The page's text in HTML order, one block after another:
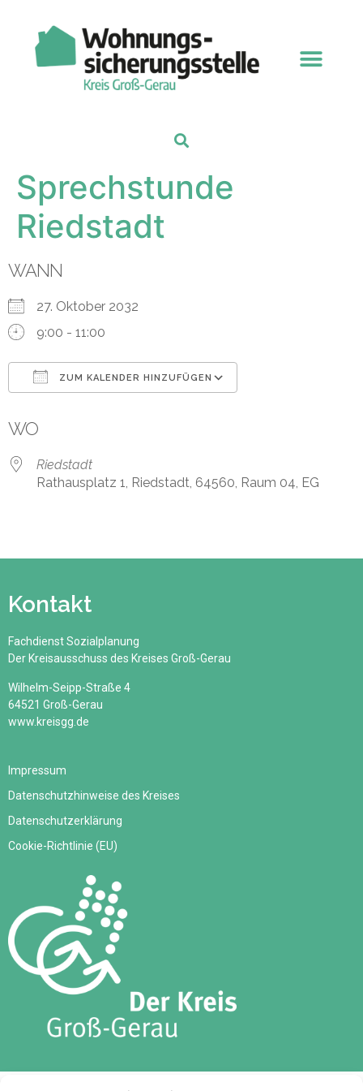
Sprechstunde
Riedstadt
WANN
27. Oktober 2032
9:00 - 11:00
ZUM KALENDER HINZUFÜGEN
WO
Riedstadt
Rathausplatz 1, Riedstadt, 64560, Raum 04, EG
Kontakt
Fachdienst Sozialplanung
Der Kreisausschuss des Kreises Groß-Gerau
Wilhelm-Seipp-Straße 4
64521 Groß-Gerau
www.kreisgg.de
Impressum
Datenschutzhinweise des Kreises
Datenschutzerklärung
Cookie-Richtlinie (EU)